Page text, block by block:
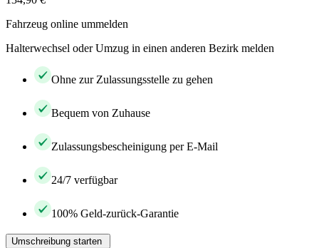
Fahrzeug online ummelden
Halterwechsel oder Umzug in einen anderen Bezirk melden
Ohne zur Zulassungsstelle zu gehen
Bequem von Zuhause
Zulassungsbescheinigung per E-Mail
24/7 verfügbar
100% Geld-zurück-Garantie
Umschreibung starten